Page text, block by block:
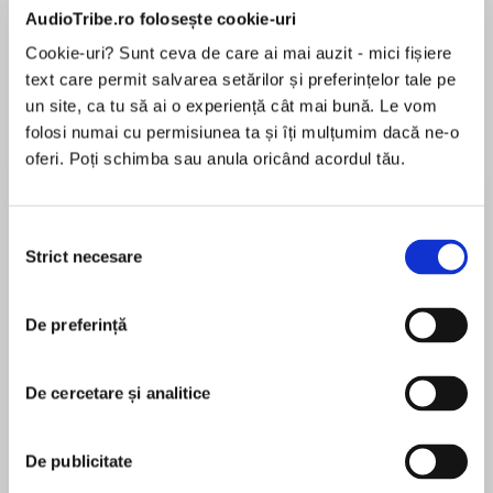
AudioTribe.ro folosește cookie-uri
Cookie-uri? Sunt ceva de care ai mai auzit - mici fișiere
text care permit salvarea setărilor și preferințelor tale pe
un site, ca tu să ai o experiență cât mai bună. Le vom
folosi numai cu permisiunea ta și îți mulțumim dacă ne-o
oferi. Poți schimba sau anula oricând acordul tău.
consimțământului
Strict necesare
De preferință
De cercetare și analitice
De publicitate
Desprecarte
‘Made me laugh out loud and feel alive’ AMY
SCHUMER
characters, and tons of heart, Best Men is such
romance’ MOLLY SHANNON
First comes lust.
Max is with him on the rooftop of his Manhattan
apartment, making out.
MAI MULT
pentru această carte
Sidney Kargeris an award-winning screenwriter for